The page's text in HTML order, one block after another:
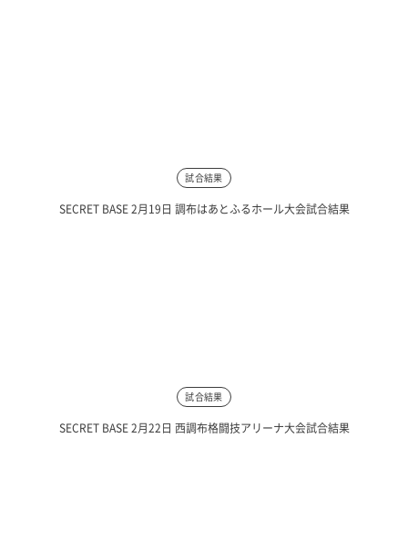
試合結果
SECRET BASE 2月19日 調布はあとふるホール大会試合結果
試合結果
SECRET BASE 2月22日 西調布格闘技アリーナ大会試合結果